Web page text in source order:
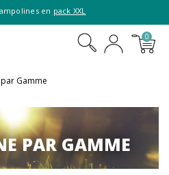
enpack XXL
0
Gamme
PAR GAMME